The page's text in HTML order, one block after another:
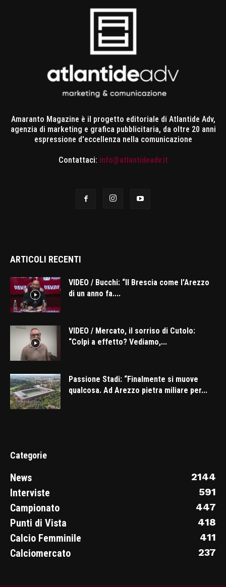
Amaranto Magazine è il progetto editoriale di Atlantide Adv,
agenzia di marketing e grafica pubblicitaria, da oltre 20 anni
espressione d'eccellenza nella comunicazione
Contattaci: info@atlantideadv.it
ARTICOLI RECENTI
VIDEO / Bucchi: “Il Brescia come l’Arezzo
di un anno fa....
VIDEO / Mercato, il sorriso di Cutolo:
“Colpi a effetto? Vediamo,...
Passione Stadi: “Finalmente si muove
qualcosa. Ad Arezzo pietra miliare per...
Categorie
News
2144
Interviste
591
Campionato
447
Punti di Vista
418
Calcio Femminile
411
Calciomercato
237